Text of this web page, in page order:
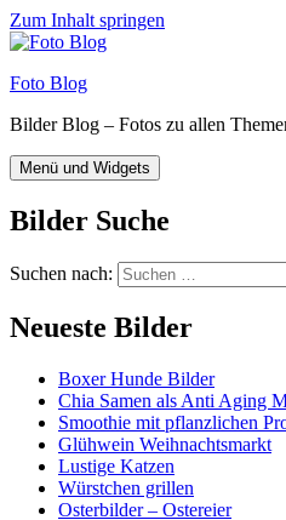
Zum Inhalt springen
Foto Blog
Bilder Blog – Fotos zu allen
Menü und Widgets
Bilder Suche
Suchen nach:
Neueste Bilder
Boxer Hunde Bilder
Chia Samen als Anti Aging
Smoothie mit pflanzlichen
Glühwein Weihnachtsmarkt
Lustige Katzen
Würstchen grillen
Osterbilder – Ostereier